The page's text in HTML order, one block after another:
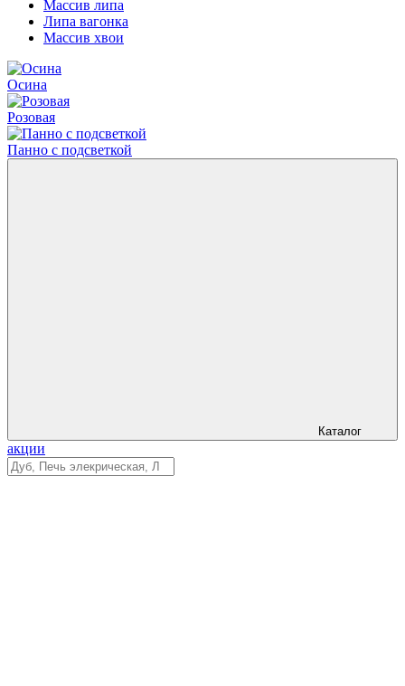
Массив липа
Липа вагонка
Массив хвои
Осина
Розовая
Панно с подсветкой
Каталог
акции